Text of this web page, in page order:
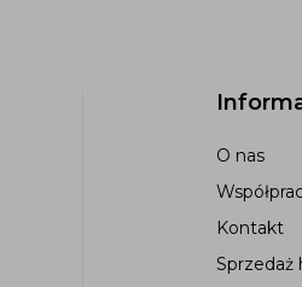
O nas
Kontakt
Sprzedaż